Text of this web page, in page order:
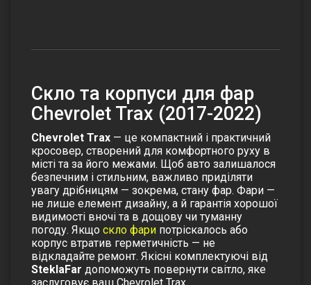
Скло та корпуси для фар
Chevrolet Trax (2017-2022)
Chevrolet Trax — це компактний і практичний
кросовер, створений для комфортного руху в
місті та за його межами. Щоб авто залишалося
безпечним і стильним, важливо приділяти
увагу дрібницям — зокрема, стану фар. Фари —
не лише елемент дизайну, а й гарантія хорошої
видимості вночі та в дощову чи туманну
погоду. Якщо скло фари потріскалось або
корпус втратив герметичність — не
відкладайте ремонт. Якісні комплектуючі від
SteklaFar допоможуть повернути світло, яке
заслуговує ваш Chevrolet Trax.